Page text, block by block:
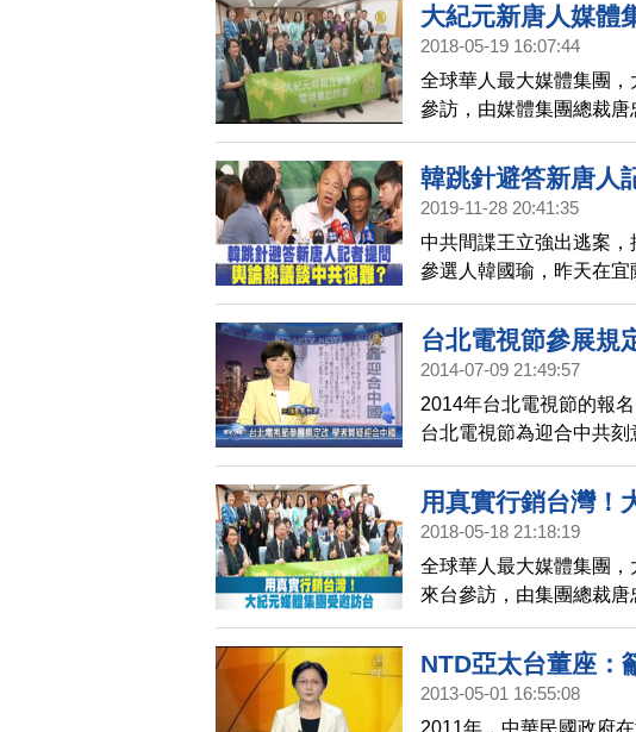
大紀元新唐人媒體
2018-05-19 16:07:44
全球華人最大媒體集團
參訪，由媒體集團總裁唐
20多位高階主管來台，
委會，兩會委員長、副
韓跳針避答新唐人
2019-11-28 20:41:35
中共間諜王立強出逃案
參選人韓國瑜，昨天在
為中共介入選舉？是否
針，反問哪家媒體，卻
粉絲團以及政論節目上被
台北電視節參展規
2014-07-09 21:49:57
2014年台北電視節的報
台北電視節為迎合中共
位資格審查，就是為了
中共的言論審查標準。
用真實行銷台灣！
2018-05-18 21:18:19
全球華人最大媒體集團
來台參訪，由集團總裁
家、20多位高階主管，
食之旅，過程點滴，帶給
NTD亞太台董座：
2013-05-01 16:55:08